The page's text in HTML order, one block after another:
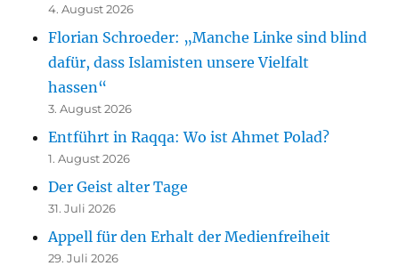
4. August 2026
Florian Schroeder: „Manche Linke sind blind
dafür, dass Islamisten unsere Vielfalt
hassen“
3. August 2026
Entführt in Raqqa: Wo ist Ahmet Polad?
1. August 2026
Der Geist alter Tage
31. Juli 2026
Appell für den Erhalt der Medienfreiheit
29. Juli 2026